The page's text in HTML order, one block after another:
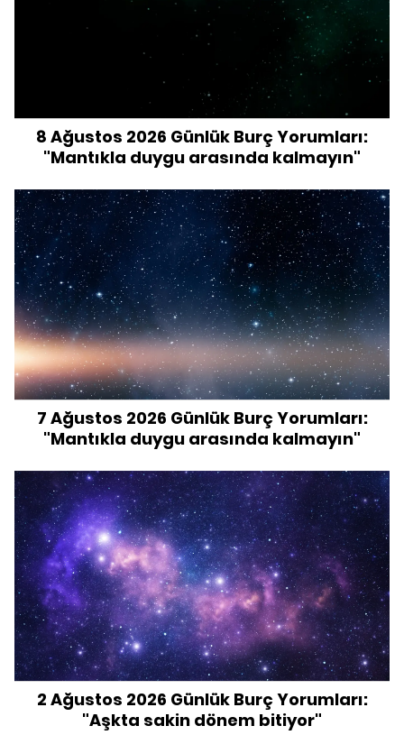
8 Ağustos 2026 Günlük Burç Yorumları:
"Mantıkla duygu arasında kalmayın"
7 Ağustos 2026 Günlük Burç Yorumları:
"Mantıkla duygu arasında kalmayın"
2 Ağustos 2026 Günlük Burç Yorumları:
"Aşkta sakin dönem bitiyor"